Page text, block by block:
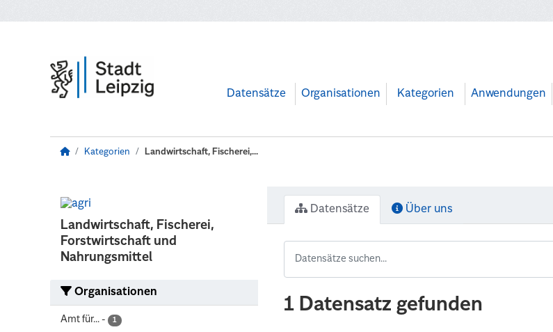
Datensätze Organisationen Kategorien Anwendungen
Kategorien Landwirtschaft, Fischerei,...
Landwirtschaft, Fischerei,
Forstwirtschaft und
Nahrungsmittel
Organisationen
Amt für... - 1
Datensätze Über uns
1 Datensatz gefunden